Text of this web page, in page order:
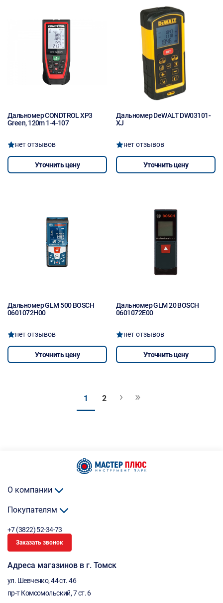
Дальномер CONDTROL XP3
Green, 120m 1-4-107
нет отзывов
Уточнить цену
Дальномер DeWALT DW03101-
XJ
нет отзывов
Уточнить цену
Дальномер GLM 500 BOSCH
0601072H00
нет отзывов
Уточнить цену
Дальномер GLM 20 BOSCH
0601072E00
нет отзывов
Уточнить цену
1 2 › »
О компании
Покупателям
+7 (3822) 52-34-73
Заказать звонок
Адреса магазинов в г. Томск
ул. Шевченко, 44 ст. 46
пр-т Комсомольский, 7 ст. 6